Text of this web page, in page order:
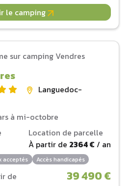
le camping
Languedoc-
à mi-octobre
Location de parcelle
À partir de 2364 € / an
acceptés Accès handicapés
de 39 490 €